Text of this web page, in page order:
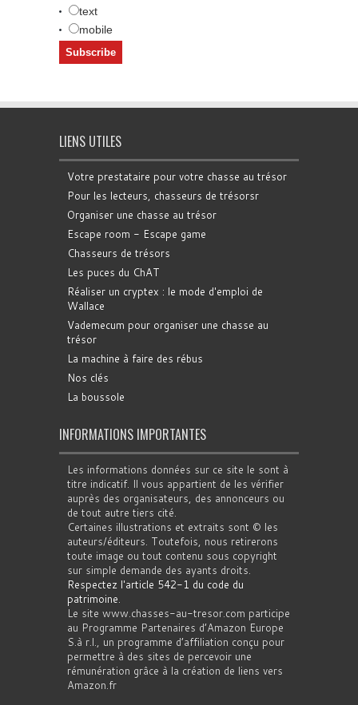
text
mobile
LIENS UTILES
Votre prestataire pour votre chasse au trésor
Pour les lecteurs, chasseurs de trésorsr
Organiser une chasse au trésor
Escape room - Escape game
Chasseurs de trésors
Les puces du ChAT
Réaliser un cryptex : le mode d'emploi de
Wallace
Vademecum pour organiser une chasse au
trésor
La machine à faire des rébus
Nos clés
La boussole
INFORMATIONS IMPORTANTES
Les informations données sur ce site le sont à
titre indicatif. Il vous appartient de les vérifier
auprès des organisateurs, des annonceurs ou
de tout autre tiers cité.
Certaines illustrations et extraits sont © les
auteurs/éditeurs. Toutefois, nous retirerons
toute image ou tout contenu sous copyright
sur simple demande des ayants droits.
Respectez l'article 542-1 du code du
patrimoine.
Le site www.chasses-au-tresor.com participe
au Programme Partenaires d’Amazon Europe
S.à r.l., un programme d’affiliation conçu pour
permettre à des sites de percevoir une
rémunération grâce à la création de liens vers
Amazon.fr